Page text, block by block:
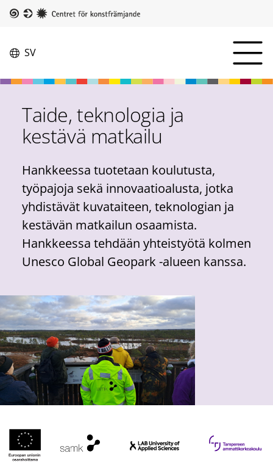
Hoppa
menu
menyn
Switch
current
SV
Taide, teknologia ja
kestävä matkailu
Hankkeessa tuotetaan koulutusta,
työpajoja sekä innovaatioalusta, jotka
yhdistävät kuvataiteen, teknologian ja
kestävän matkailun osaamista.
Hankkeessa tehdään yhteistyötä kolmen
Unesco Global Geopark -alueen kanssa.